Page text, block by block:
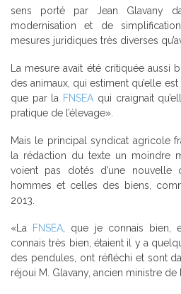
sens porté par Jean Glavany
modernisation et de
mesures juridiques très diverses
La mesure avait été critiquée aussi
des animaux, qui estiment qu’elle
que par la FNSEA qui craignait
pratique de l’élevage».
Mais le principal syndicat agricole
la rédaction du texte un moindre
voient pas dotés d’une nouvelle
hommes et celles des biens,
2013.
«La FNSEA, que je connais bien,
connais très bien, étaient il y a
des pendules, ont réfléchi et sont
réjoui M. Glavany, ancien ministre de